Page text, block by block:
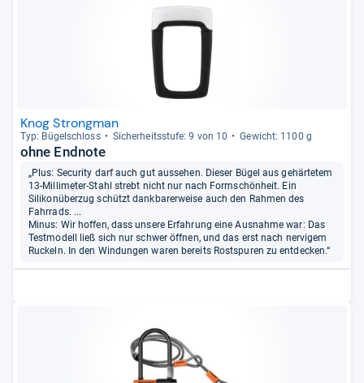
Knog Strongman
Typ: Bügel­schloss Sicher­heits­stufe: 9 von 10 Gewicht: 1100 g
ohne Endnote
„Plus: Security darf auch gut aussehen. Dieser Bügel aus gehärtetem
13-Millimeter-Stahl strebt nicht nur nach Formschönheit. Ein
Silikonüberzug schützt dankbarerweise auch den Rahmen des
Fahrrads. ...
Minus: Wir hoffen, dass unsere Erfahrung eine Ausnahme war: Das
Testmodell ließ sich nur schwer öffnen, und das erst nach nervigem
Ruckeln. In den Windungen waren bereits Rostspuren zu entdecken.“